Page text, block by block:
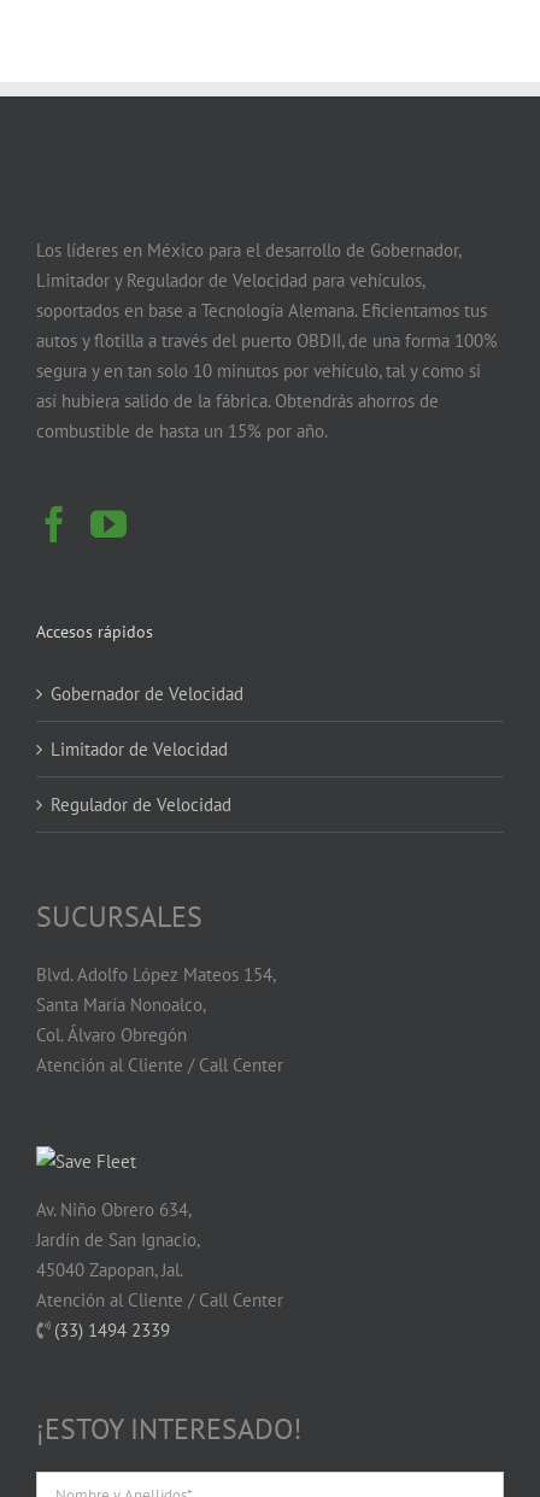
Los líderes en México para el desarrollo de Gobernador,
Limitador y Regulador de Velocidad para vehículos,
soportados en base a Tecnología Alemana. Eficientamos tus
autos y flotilla a través del puerto OBDII, de una forma 100%
segura y en tan solo 10 minutos por vehículo, tal y como si
así hubiera salido de la fábrica. Obtendrás ahorros de
combustible de hasta un 15% por año.
Accesos rápidos
Gobernador de Velocidad
Limitador de Velocidad
Regulador de Velocidad
SUCURSALES
Blvd. Adolfo López Mateos 154,
Santa María Nonoalco,
Col. Álvaro Obregón
Atención al Cliente / Call Center
Av. Niño Obrero 634,
Jardín de San Ignacio,
45040 Zapopan, Jal.
Atención al Cliente / Call Center
(33) 1494 2339
¡ESTOY INTERESADO!